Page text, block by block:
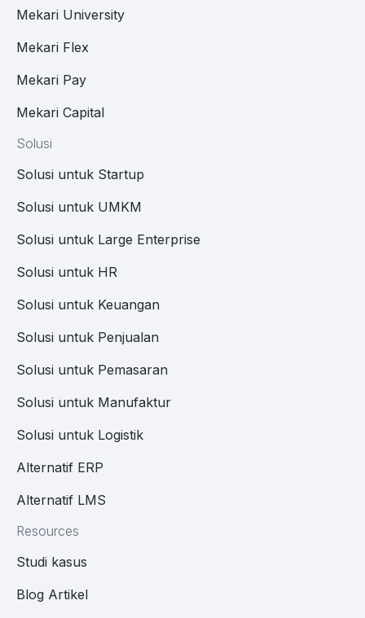
Mekari University
Mekari Flex
Mekari Pay
Mekari Capital
Solusi
Solusi untuk Startup
Solusi untuk UMKM
Solusi untuk Large Enterprise
Solusi untuk HR
Solusi untuk Keuangan
Solusi untuk Penjualan
Solusi untuk Pemasaran
Solusi untuk Manufaktur
Solusi untuk Logistik
Alternatif ERP
Alternatif LMS
Resources
Studi kasus
Blog Artikel